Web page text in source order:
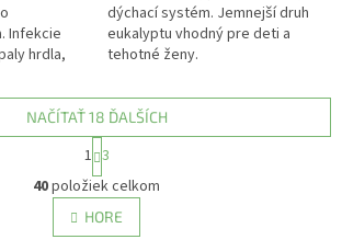
Infekcie
hrdla,
dýchací systém. Jemnejší druh
eukalyptu vhodný pre deti a
tehotné ženy.
O
v
l
á
NAČÍTAŤ 18 ĎALŠÍCH
S
t
r
á
n
k
1 3
40položiek celkom
HORE